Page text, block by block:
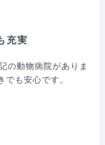
充実
の動物病院がありま
も安心です。